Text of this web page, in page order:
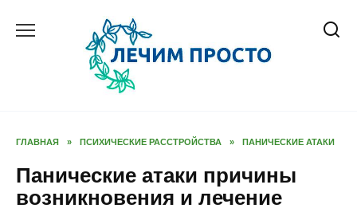
ГЛАВНАЯ » ПСИХИЧЕСКИЕ РАССТРОЙСТВА » ПАНИЧЕСКИЕ АТАКИ
Панические атаки причины
возникновения и лечение